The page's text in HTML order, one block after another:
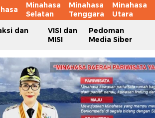
Minahasa
Selatan
Minahasa
Tenggara
Minahasa
Utara
dan
VISI dan
MISI
Pedoman
Media Siber